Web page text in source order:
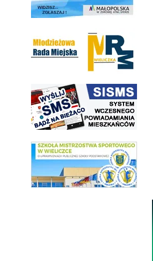
link do strony systemu wczesnego ostrzegania
link do SMS Wieliczka